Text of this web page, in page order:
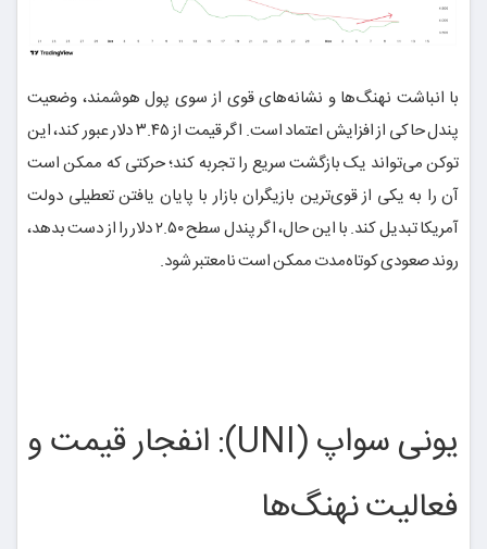
با انباشت نهنگ‌ها و نشانه‌های قوی از سوی پول هوشمند، وضعیت
پندل حاکی از افزایش اعتماد است. اگر قیمت از ۳.۴۵ دلار عبور کند، این
توکن می‌تواند یک بازگشت سریع را تجربه کند؛ حرکتی که ممکن است
آن را به یکی از قوی‌ترین بازیگران بازار با پایان یافتن تعطیلی دولت
آمریکا تبدیل کند. با این حال، اگر پندل سطح ۲.۵۰ دلار را از دست بدهد،
روند صعودی کوتاه‌مدت ممکن است نامعتبر شود.
یونی سواپ (UNI): انفجار قیمت و
فعالیت نهنگ‌ها